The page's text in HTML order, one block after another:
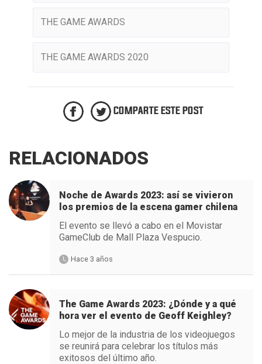
THE GAME AWARDS
THE GAME AWARDS 2020
COMPARTE ESTE POST
RELACIONADOS
Noche de Awards 2023: así se vivieron
los premios de la escena gamer chilena
El evento se llevó a cabo en el Movistar
GameClub de Mall Plaza Vespucio.
Hace 3 años
The Game Awards 2023: ¿Dónde y a qué
hora ver el evento de Geoff Keighley?
Lo mejor de la industria de los videojuegos
se reunirá para celebrar los títulos más
exitosos del último año.